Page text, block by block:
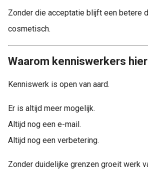
Zonder die acceptatie blijft een betere
cosmetisch.
Waarom kenniswerkers
Kenniswerk is open van aard.
Er is altijd meer mogelijk.
Altijd nog een e-mail.
Altijd nog een verbetering.
Zonder duidelijke grenzen groeit werk